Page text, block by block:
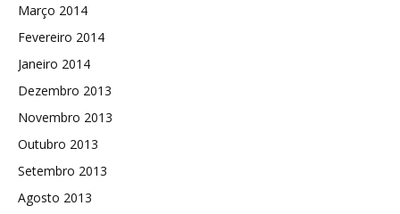
Março 2014
Fevereiro 2014
Janeiro 2014
Dezembro 2013
Novembro 2013
Outubro 2013
Setembro 2013
Agosto 2013